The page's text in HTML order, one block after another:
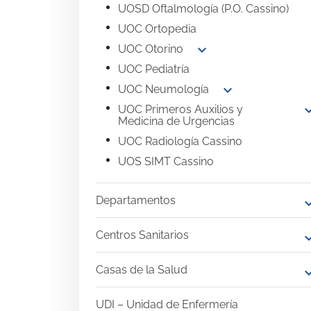
UOSD Oftalmología (P.O. Cassino)
UOC Ortopedia
UOC Otorino
expand_more
UOC Pediatría
UOC Neumología
expand_more
UOC Primeros Auxilios y
Medicina de Urgencias
UOC Radiología Cassino
UOS SIMT Cassino
Departamentos
Centros Sanitarios
Casas de la Salud
UDI – Unidad de Enfermería